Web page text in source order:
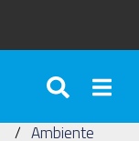
Ambiente